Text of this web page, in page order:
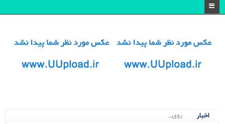
اخبار
رویدادهای ش_